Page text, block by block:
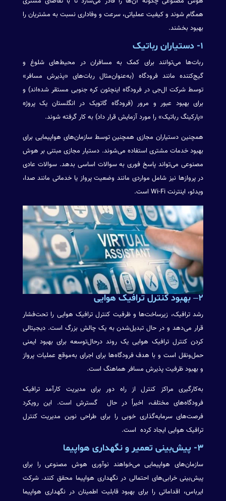
همگام شوند و کیفیت عملیاتی، سرعت و وفاداری نسبت به مشتریان را
بهبود بخشند.
۱- دستیاران رباتیک
ربات‌ها می‌توانند برای کمک به مسافران در محیط‌های شلوغ و
گیج‌کننده مانند فرودگاه (به‌عنوان‌مثال ربات‌های «پذیرش مسافر»
توسط شرکت ال‌جی در فرودگاه اینچئون کره جنوبی مستقر شده‌اند) و
برای بهبود عبور و مرور (فرودگاه گاتویک در انگلستان یک پروژه
«پارکینگ رباتیک» را مورد آزمایش قرار داد) به کار گرفته شوند.
همچنین دستیاران مجازی همچنین توسط سازمان‌های هواپیمایی برای
بهبود خدمات مشتری استفاده می‌شوند. دستیار مجازی مبتنی بر هوش
مصنوعی می‌تواند پاسخ فوری به سوالات اساسی بدهد. سوالات عادی
در پروازها نیز شامل مواردی مانند وضعیت پرواز یا خدماتی مانند صدا،
ویدئو، اینترنت Wi-Fi است.
۲– بهبود کنترل ترافیک هوایی
رشد ترافیک، زیرساخت‌ها و ظرفیت کنترل ترافیک هوایی را تحت‌فشار
قرار می‌دهد و در حال تبدیل‌شدن به یک چالش بزرگ است. دیجیتالی
کردن کنترل ترافیک هوایی یک روند درحال‌توسعه برای بهبود ایمنی
حمل‌ونقل است و با هدف فرودگاه‌ها برای اجرای به‌موقع عملیات پرواز
و بهبود ظرفیت پذیرش مسافر هماهنگ است.
به‌کارگیری مراکز کنترل از راه دور برای مدیریت کارآمد ترافیک
فرودگاه‌های مختلف، اخیراً در حال گسترش است. این رویکرد
فرصت‌های سرمایه‌گذاری خوبی را برای طراحی نوین مدیریت کنترل
ترافیک هوایی ایجاد کرده است.
۳- پیش‌بینی تعمیر و نگهداری هواپیما
سازمان‌های هواپیمایی می‌خواهند نوآوری هوش مصنوعی را برای
پیش‌بینی خرابی‌های احتمالی در نگهداری هواپیما محقق کنند. شرکت
ایرباس، اقداماتی را برای بهبود قابلیت اطمینان در نگهداری هواپیما